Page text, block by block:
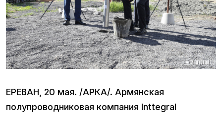
ЕРЕВАН, 20 мая. /АРКА/. Армянская
полупроводниковая компания Inttegral